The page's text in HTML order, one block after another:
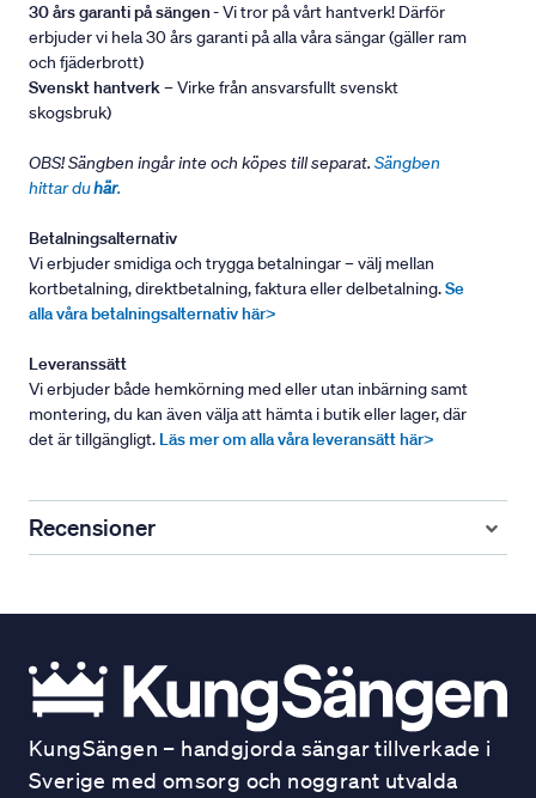
30 års garanti på sängen- Vi tror på vårt hantverk! Därför
erbjuder vi hela 30 års garanti på alla våra sängar (gäller ram
och fjäderbrott)
Svenskt hantverk– Virke från ansvarsfullt svenskt
skogsbruk)
OBS! Sängben ingår inte och köpes till separat. Sängben
hittar duhär.
Betalningsalternativ
Vi erbjuder smidiga och trygga betalningar – välj mellan
kortbetalning, direktbetalning, faktura eller delbetalning.Se
alla våra betalningsalternativ här>
Leveranssätt
Vi erbjuder både hemkörning med eller utan inbärning samt
montering, du kan även välja att hämta i butik eller lager, där
det är tillgängligt. Läs mer om alla våra leveransätt här>
Recensioner
KungSängen – handgjorda sängar tillverkade i
Sverige med omsorg och noggrant utvalda